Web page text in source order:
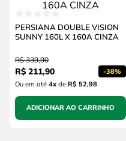
PERSIANA DOUBLE VISION
SUNNY 160L X 160A CINZA
R$ 339,90
R$ 211,90 -38%
Ou em até 4xde R$ 52,98
ADICIONAR AO CARRINHO